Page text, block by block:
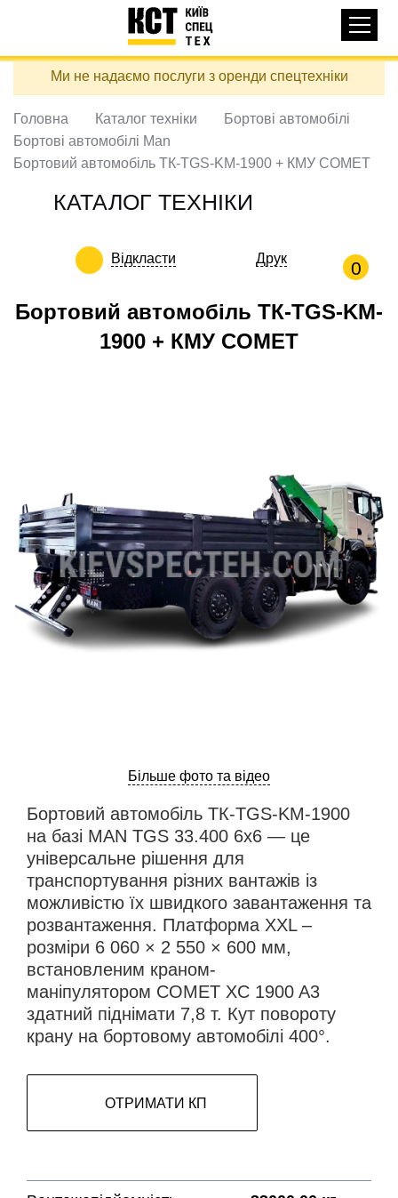
Перейти
вмісту
навигация
КАТАЛОГ ТЕХНІКИ
ДОСТАВКА ТА ОПЛАТА
ПРО НАС
ВІДГУКИ
ПОДЗВОНИТИ
Контактні телефони:
Ми не надаємо послуги з оренди спецтехніки
Головна Каталог техніки
Бортові автомобілі
Бортові автомобілі Man
Бортовий автомобіль ТК-TGS-KM-1900 + КМУ COMET
КАТАЛОГ ТЕХНІКИ
Відкласти Друк 0
Бортовий автомобіль ТК-TGS-KM-
1900 + КМУ COMET
Більше фото та відео
Бортовий автомобіль ТК-TGS-KM-1900
на базі MAN TGS 33.400 6x6 — це
універсальне рішення для
транспортування різних вантажів із
можливістю їх швидкого завантаження та
розвантаження. Платформа XXL –
розміри 6 060 × 2 550 × 600 мм,
встановленим краном-
маніпулятором COMET XC 1900 A3
здатний піднімати 7,8 т. Кут повороту
крану на бортовому автомобілі 400°.
ОТРИМАТИ КП